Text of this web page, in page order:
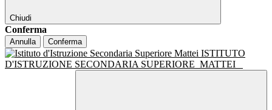
Chiudi
Conferma
Annulla Conferma
ISTITUTO
D'ISTRUZIONE SECONDARIA SUPERIORE MATTEI